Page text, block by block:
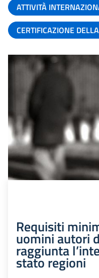
ATTIVITÀ
CERTIFICAZIONE
Requisiti
uomini autori
raggiunta
stato regioni